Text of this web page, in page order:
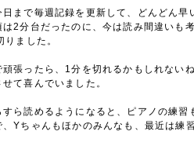
日まで毎週記録を更新して、どんどん早
は2分台だったのに、今は読み間違いも
ました。
頑張ったら、1分を切れるかもしれない
て喜んでいました。
すら読めるようになると、ピアノの練習
、Yちゃんもほかのみんなも、最近は練